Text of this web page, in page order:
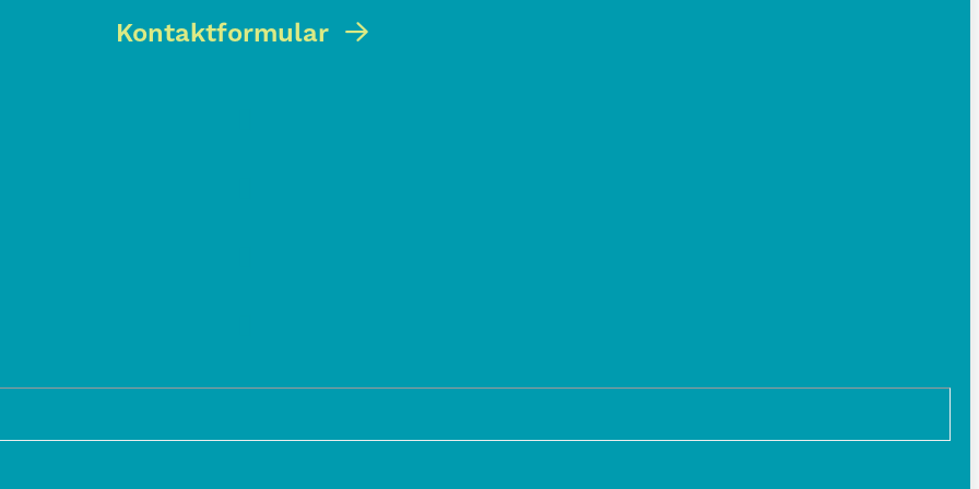
Kontaktformular